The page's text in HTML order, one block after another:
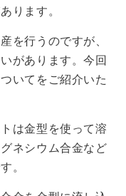
ります。
を行うのですが、
があります。今回
いてをご紹介いた
は金型を使って溶
ネシウム合金など
。